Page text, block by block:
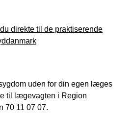
direkte til de praktiserende
uden for din egen læges
til lægevagten i Region
70 11 07 07.